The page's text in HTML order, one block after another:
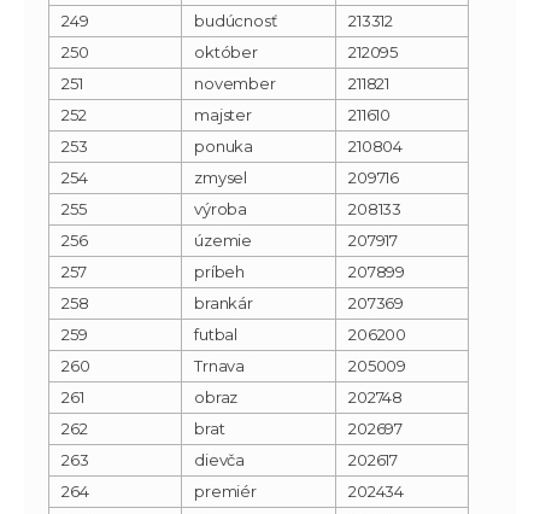
249
budúcnosť
213312
250
október
212095
251
november
211821
252
majster
211610
253
ponuka
210804
254
zmysel
209716
255
výroba
208133
256
územie
207917
257
príbeh
207899
258
brankár
207369
259
futbal
206200
260
Trnava
205009
261
obraz
202748
262
brat
202697
263
dievča
202617
264
premiér
202434